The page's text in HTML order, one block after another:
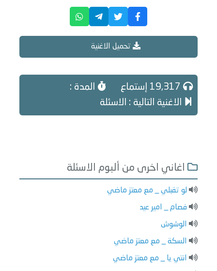
تحميل الاغنية
المدة :
الاغنية التالية : الاسئلة
اغاني اخرى من ألبوم الاسئلة
لو تقبلي _ مع معتز ماضي
فصام _ امير عيد
الوشوش
السكة _ مع معتز ماضي
انتي يا _ مع معتز ماضي